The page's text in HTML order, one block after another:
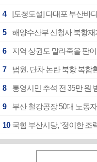
4 [도청도설] 다대포 부산바
5 해양수산부 신청사 북항
6 지역 상권도 말라죽을 판
7 법원, 단차 논란 북항 복합
8 통영시민 추석 전 35만 원
9 부산 철강공장 50대 노동
10